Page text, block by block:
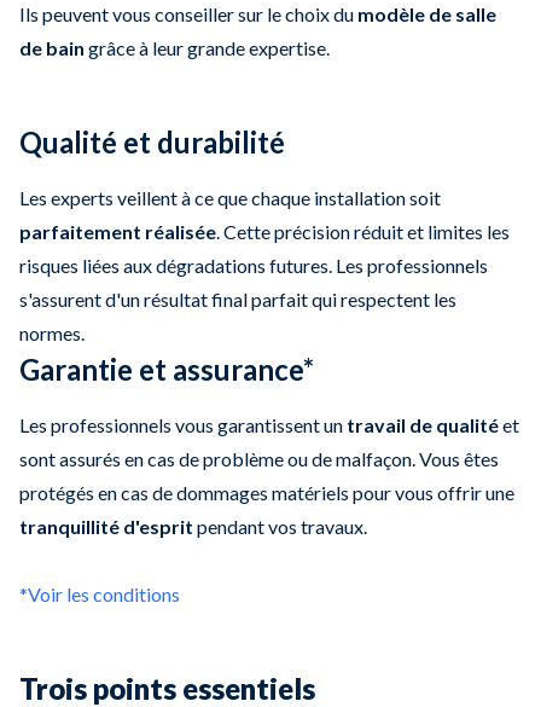
Ils peuvent vous conseiller sur le choix du modèle de salle
de bain grâce à leur grande expertise.
Qualité et durabilité
Les experts veillent à ce que chaque installation soit
parfaitement réalisée. Cette précision réduit et limites les
risques liées aux dégradations futures. Les professionnels
s'assurent d'un résultat final parfait qui respectent les
normes.
Garantie et assurance*
Les professionnels vous garantissent un travail de qualitéet
sont assurés en cas de problème ou de malfaçon. Vous êtes
protégés en cas de dommages matériels pour vous offrir une
tranquillité d'esprit pendant vos travaux.
*Voir les conditions
Trois points essentiels